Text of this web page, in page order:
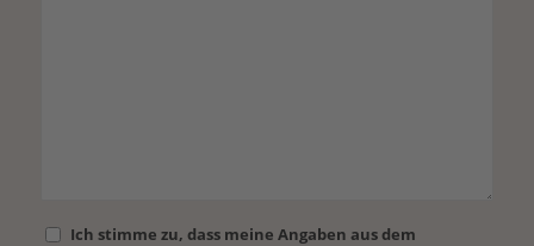
Ich stimme zu, dass meine Angaben aus dem